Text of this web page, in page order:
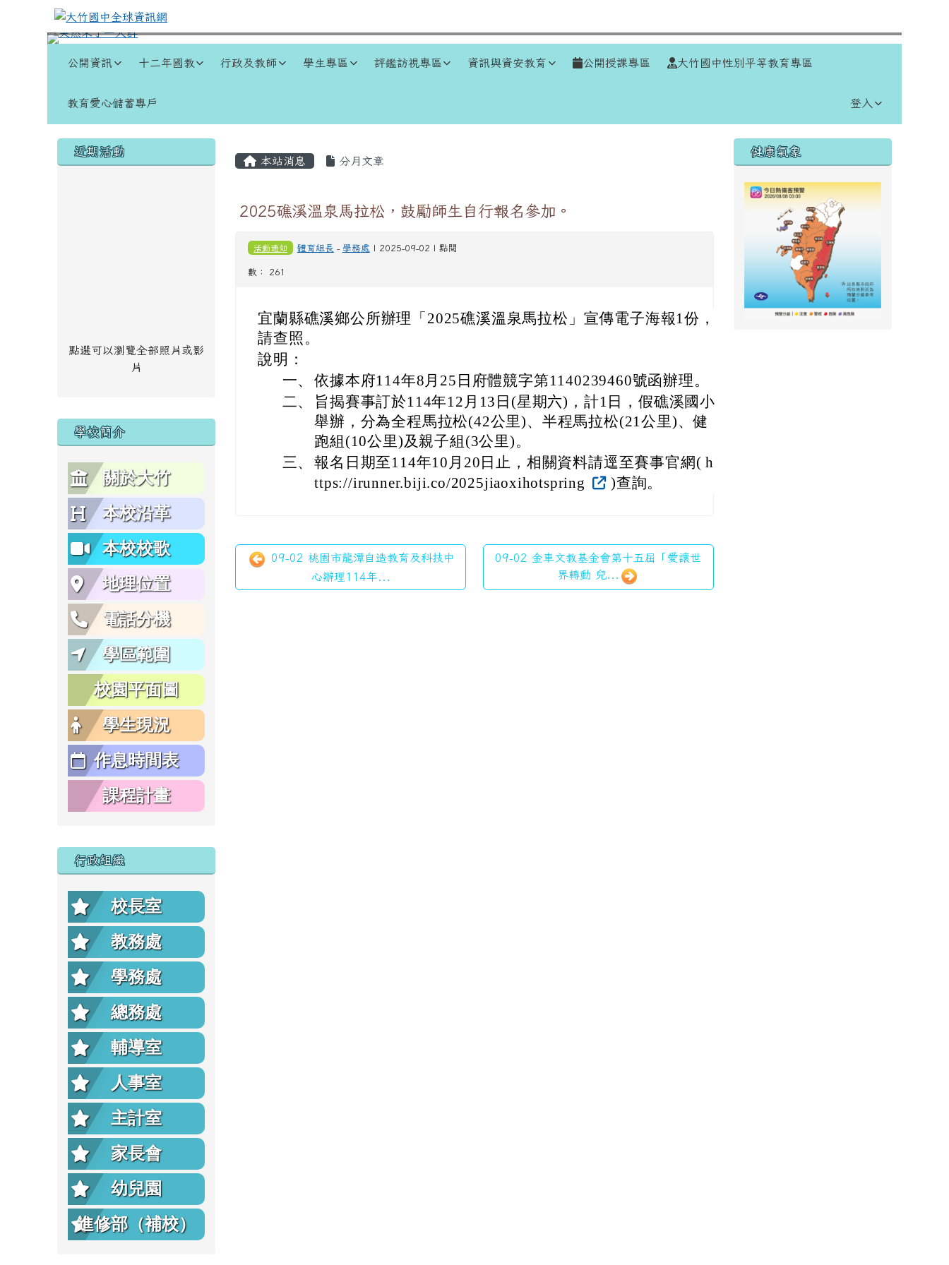
跳至主內容區
大竹國中全球資訊網
公開資訊 十二年國教 行政及教師 學生專區 評鑑訪視專區 資訊與資安教育 公開授課專區 大竹國中性別平等教育專區
教育愛心儲蓄專戶 登入
左邊區域內容
近期活動
點選可以瀏覽全部照片或影
片
學校簡介
關於大竹
本校沿革
本校校歌
地理位置
電話分機
學區範圍
校園平面圖
學生現況
作息時間表
課程計畫
行政組織
校長室
教務處
學務處
總務處
輔導室
人事室
主計室
家長會
幼兒園
進修部（補校）
主內容區域
本站消息 分月文章
2025礁溪溫泉馬拉松，鼓勵師生自行報名參加。
活動通知 體育組長 - 學務處 | 2025-09-02 | 點閱
數： 261
宜蘭縣礁溪鄉公所辦理「2025礁溪溫泉馬拉松」宣傳電子海報1份，
請查照。
說明：
一、 依據本府114年8月25日府體競字第1140239460號函辦理。
二、
旨揭賽事訂於114年12月13日(星期六)，計1日，假礁溪國小
舉辦，分為全程馬拉松(42公里)、半程馬拉松(21公里)、健
跑組(10公里)及親子組(3公里)。
三、 報名日期至114年10月20日止，相關資料請逕至賽事官網( h
ttps://irunner.biji.co/2025jiaoxihotspring
)查詢。
09-02 桃園市龍潭自造教育及科技中
心辦理114年...
09-02 金車文教基金會第十五屆「愛讓世
界轉動 兒...
右邊區域內容
健康氣象
頁尾區域